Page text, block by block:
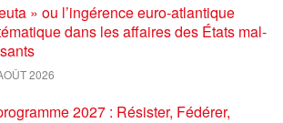
» ou l’ingérence euro-atlantique
dans les affaires des États mal-
2026
2027 : Résister, Fédérer,